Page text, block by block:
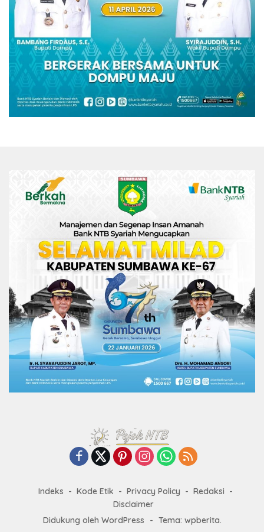
Indeks Kode Etik Privacy Policy
Redaksi
Disclaimer
Didukung oleh WordPress
- Tema: wpberita.